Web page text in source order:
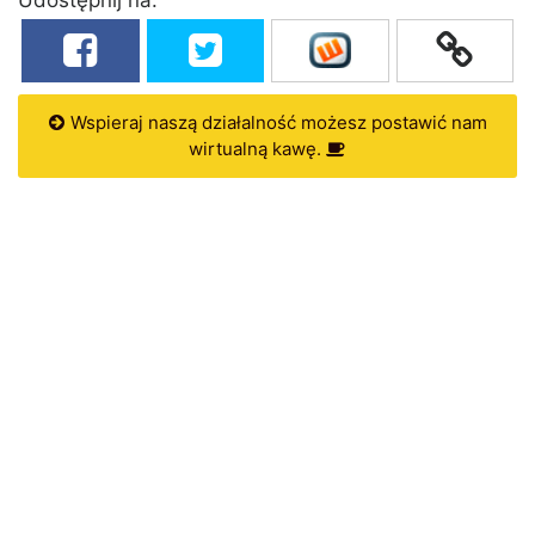
Wspieraj naszą działalność możesz postawić nam
wirtualną kawę.